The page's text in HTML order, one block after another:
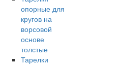
опорные для
кругов на
ворсовой
основе
толстые
Тарелки